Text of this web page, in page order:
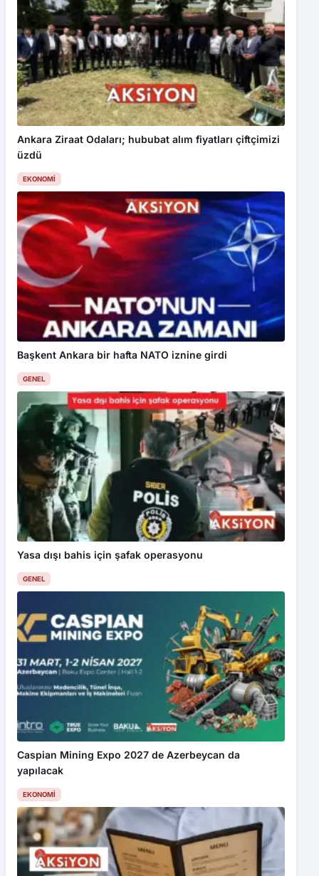
Ankara Ziraat Odaları; hububat alım fiyatları çiftçimizi
üzdü
EKONOMI
Başkent Ankara bir hafta NATO iznine girdi
GENEL
Yasa dışı bahis için şafak operasyonu
GENEL
Caspian Mining Expo 2027 de Azerbeycan da
yapılacak
EKONOMI